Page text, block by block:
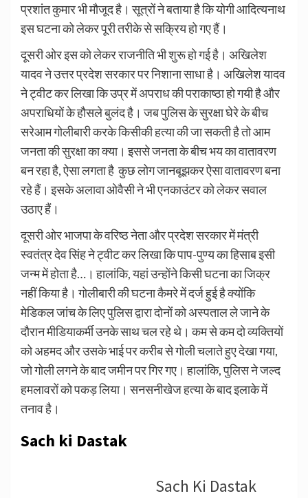
प्रशांत कुमार भी मौजूद है। सूत्रों ने बताया है कि योगी आदित्यनाथ
इस घटना को लेकर पूरी तरीके से सक्रिय हो गए हैं।
दूसरी ओर इस को लेकर राजनीति भी शुरू हो गई है। अखिलेश
यादव ने उत्तर प्रदेश सरकार पर निशाना साधा है। अखिलेश यादव
ने ट्वीट कर लिखा कि उप्र में अपराध की पराकाष्ठा हो गयी है और
अपराधियों के हौसले बुलंद है। जब पुलिस के सुरक्षा घेरे के बीच
सरेआम गोलीबारी करके किसीकी हत्या की जा सकती है तो आम
जनता की सुरक्षा का क्या। इससे जनता के बीच भय का वातावरण
बन रहा है, ऐसा लगता है कुछ लोग जानबूझकर ऐसा वातावरण बना
रहे हैं। इसके अलावा ओवैसी ने भी एनकाउंटर को लेकर सवाल
उठाए हैं।
दूसरी ओर भाजपा के वरिष्ठ नेता और प्रदेश सरकार में मंत्री
स्वतंत्र देव सिंह ने ट्वीट कर लिखा कि पाप-पुण्य का हिसाब इसी
जन्म में होता है…। हालांकि, यहां उन्होंने किसी घटना का जिक्र
नहीं किया है। गोलीबारी की घटना कैमरे में दर्ज हुई है क्योंकि
मेडिकल जांच के लिए पुलिस द्वारा दोनों को अस्पताल ले जाने के
दौरान मीडियाकर्मी उनके साथ चल रहे थे। कम से कम दो व्यक्तियों
को अहमद और उसके भाई पर करीब से गोली चलाते हुए देखा गया,
जो गोली लगने के बाद जमीन पर गिर गए। हालांकि, पुलिस ने जल्द
हमलावरों को पकड़ लिया। सनसनीखेज हत्या के बाद इलाके में
तनाव है।
Sach ki Dastak
Sach Ki Dastak